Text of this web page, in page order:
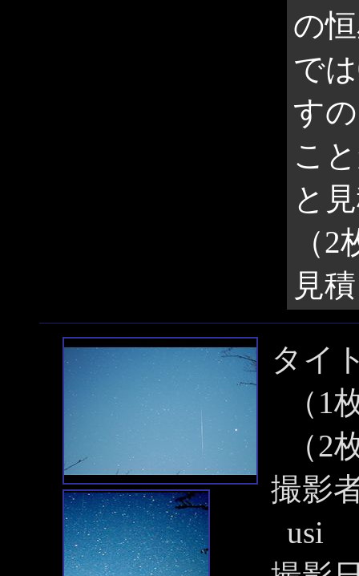
の
で
す
こ
と
（
見
タイ
（1
（2
撮影
usi